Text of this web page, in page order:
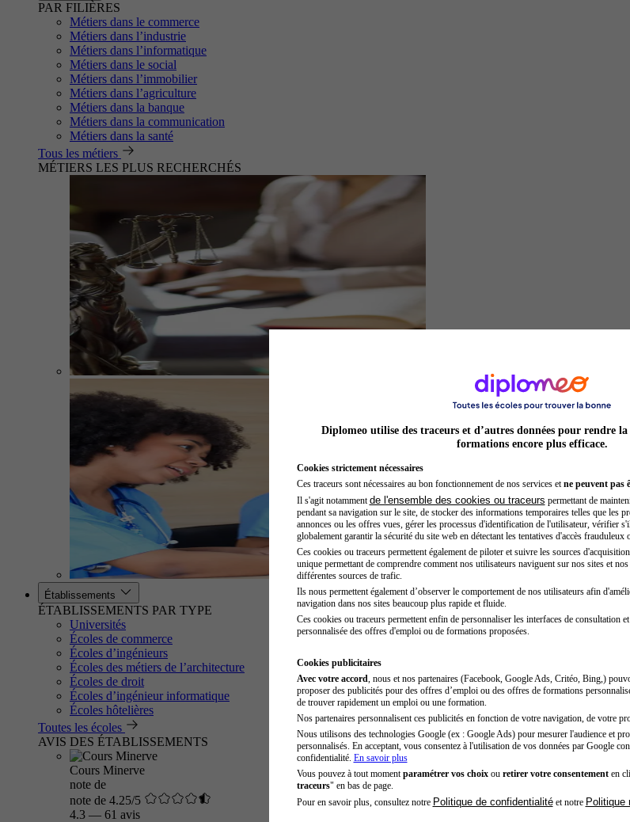
PAR FILIÈRES
Métiers dans le commerce
Métiers dans l’industrie
Métiers dans l’informatique
Métiers dans le social
Métiers dans l’immobilier
Métiers dans l’agriculture
Métiers dans la banque
Métiers dans la communication
Métiers dans la santé
Tous les métiers
MÉTIERS LES PLUS RECHERCHÉS
Établissements
ÉTABLISSEMENTS PAR TYPE
Universités
Écoles de commerce
Écoles d’ingénieurs
Écoles des métiers de l’architecture
Écoles de droit
Écoles d’ingénieur informatique
Écoles hôtelières
Toutes les écoles
AVIS DES ÉTABLISSEMENTS
Cours Minerve
note de
note de 4.25/5
4.3 — 61 avis
Diplomeo utilise des traceurs et d’autres données pour rendre la
formations encore plus efficace.
Cookies strictement nécessaires
Ces traceurs sont nécessaires au bon fonctionnement de nos services et ne peuvent pas
Il s'agit notamment de l'ensemble des cookies ou traceurs permettant de
pendant sa navigation sur le site, de stocker des informations temporaires telles que les
annonces ou les offres vues, gérer les processus d'identification de l'utilisateur, vérifier
globalement garantir la sécurité du site web en détectant les tentatives d'accès frauduleux
Ces cookies ou traceurs permettent également de piloter et suivre les sources
unique permettant de comprendre comment nos utilisateurs naviguent sur nos sites et
différentes sources de trafic.
Ils nous permettent également d’observer le comportement de nos utilisateurs afin
navigation dans nos sites beaucoup plus rapide et fluide.
Ces cookies ou traceurs permettent enfin de personnaliser les interfaces de consultation
personnalisée des offres d'emploi ou de formations proposées.
Cookies publicitaires
Avec votre accord , nous et nos partenaires (Facebook, Google Ads, Critéo, Bing,)
proposer des publicités pour des offres d’emploi ou des offres de formations
de trouver rapidement un emploi ou une formation.
Nos partenaires personnalisent ces publicités en fonction de votre navigation, de votre
Nous utilisons des technologies Google (ex : Google Ads) pour mesurer l'audience et
personnalisés. En acceptant, vous consentez à l'utilisation de vos données par Google
confidentialité. En savoir plus
Vous pouvez à tout moment paramétrer vos choixou retirer votre consentementen
traceurs" en bas de page.
Pour en savoir plus, consultez notre Politique de confidentialitéet notre Politique